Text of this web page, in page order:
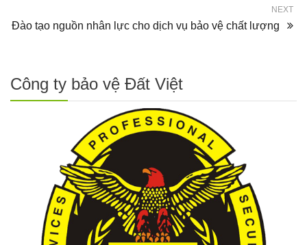
NEXT
Đào tạo nguồn nhân lực cho dịch vụ bảo vệ chất lượng
Công ty bảo vệ Đất Việt